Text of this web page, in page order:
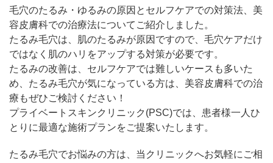
毛穴のたるみ・ゆるみの原因とセルフケアでの対策法、美
容皮膚科での治療法についてご紹介しました。
たるみ毛穴は、肌のたるみが原因ですので、毛穴ケアだけ
ではなく肌のハリをアップする対策が必要です。
たるみの改善は、セルフケアでは難しいケースも多いた
め、たるみ毛穴が気になっている方は、美容皮膚科での治
療もぜひご検討ください！
プライベートスキンクリニック(PSC)では、患者様一人ひ
とりに最適な施術プランをご提案いたします。
たるみ毛穴でお悩みの方は、当クリニックへお気軽にご相